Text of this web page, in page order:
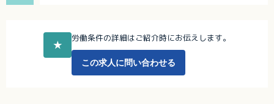
★
労働条件の詳細はご紹介時にお伝えします。
この求人に問い合わせる